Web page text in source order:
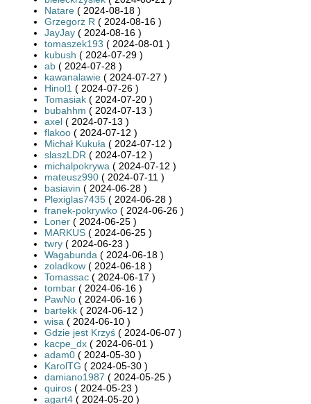
Natare ( 2024-08-18 )
Grzegorz R ( 2024-08-16 )
JayJay ( 2024-08-16 )
tomaszek193 ( 2024-08-01 )
kubush ( 2024-07-29 )
ab ( 2024-07-28 )
kawanalawie ( 2024-07-27 )
Hinol1 ( 2024-07-26 )
Tomasiak ( 2024-07-20 )
bubahhm ( 2024-07-13 )
axel ( 2024-07-13 )
flakoo ( 2024-07-12 )
Michał Kukuła ( 2024-07-12 )
slaszLDR ( 2024-07-12 )
michalpokrywa ( 2024-07-12 )
mateusz990 ( 2024-07-11 )
basiavin ( 2024-06-28 )
Plexiglas7435 ( 2024-06-28 )
franek-pokrywko ( 2024-06-26 )
Loner ( 2024-06-25 )
MARKUS ( 2024-06-25 )
twry ( 2024-06-23 )
Wagabunda ( 2024-06-18 )
zoladkow ( 2024-06-18 )
Tomassac ( 2024-06-17 )
tombar ( 2024-06-16 )
PawNo ( 2024-06-16 )
bartekk ( 2024-06-12 )
wisa ( 2024-06-10 )
Gdzie jest Krzyś ( 2024-06-07 )
kacpe_dx ( 2024-06-01 )
adam0 ( 2024-05-30 )
KarolTG ( 2024-05-30 )
damiano1987 ( 2024-05-25 )
quiros ( 2024-05-23 )
agart4 ( 2024-05-20 )